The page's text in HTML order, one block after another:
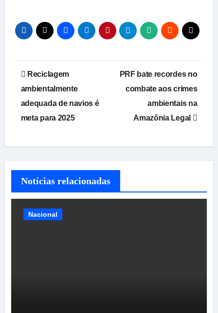
Navegação
de
Post
Reciclagem
ambientalmente
adequada de navios é
meta para 2025
PRF bate recordes no
combate aos crimes
ambientais na
Amazônia Legal
Notícias relacionadas
Nacional